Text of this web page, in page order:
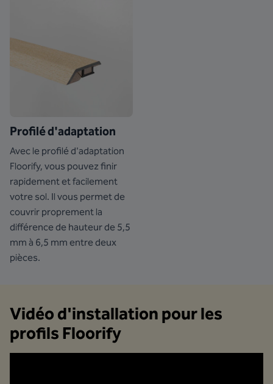
Profilé d'adaptation
Avec le profilé d'adaptation
Floorify, vous pouvez finir
rapidement et facilement
votre sol. Il vous permet de
couvrir proprement la
différence de hauteur de 5,5
mm à 6,5 mm entre deux
pièces.
Vidéo d'installation pour les
profils Floorify